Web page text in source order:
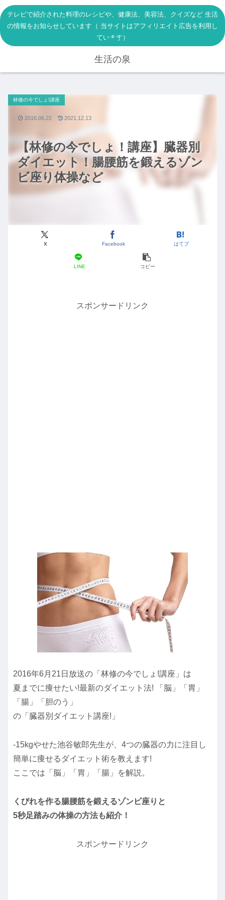
テレビで紹介された料理のレシピや、健康法、美容法、クイズなど 生活
の情報をお知らせしています（ 当サイトはアフィリエイト広告を利用し
ています）
生活の泉
【林修の今でしょ！講座】臓器別
ダイエット！腸腰筋を鍛えるゾン
ビ座り体操など
林修の今でしょ!講座
X Facebook はてブ
LINE コピー
2016.06.22 2021.12.13
スポンサードリンク
2016年6月21日放送の「林修の今でしょ!講座」は
夏までに痩せたい!最新のダイエット法! 「脳」「胃」
「腸」「胆のう」
の「臓器別ダイエット講座!」
-15kgやせた池谷敏郎先生が、4つの臓器の力に注目し
簡単に痩せるダイエット術を教えます!
ここでは「脳」「胃」「腸」を解説。
くびれを作る腸腰筋を鍛えるゾンビ座りと
5秒足踏みの体操の方法も紹介！
スポンサードリンク